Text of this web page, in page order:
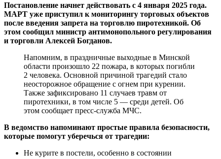
Постановление начнет действовать с 4 января 2025 года.
МАРТ уже приступил к мониторингу торговых объектов
после введения запрета на торговлю пиротехникой. Об
этом сообщил министр антимонопольного регулирования
и торговли Алексей Богданов.
Напомним, в праздничные выходные в Минской
области произошло 22 пожара, в которых погибли
2 человека. Основной причиной трагедий стало
неосторожное обращение с огнем при курении.
Также зафиксировано 11 случаев травм от
пиротехники, в том числе 5 — среди детей. Об
этом сообщает пресс-служба МЧС.
В ведомство напоминают простые правила безопасности,
которые помогут уберечься от трагедии:
Не курите в постели, особенно в состоянии